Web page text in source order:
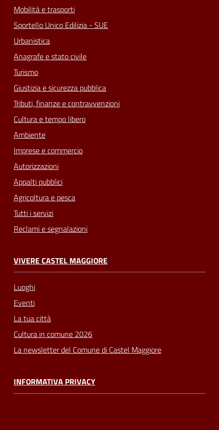
Mobilità e trasporti
Sportello Unico Edilizia - SUE
Urbanistica
Anagrafe e stato civile
Turismo
Giustizia e sicurezza pubblica
Tributi, finanze e contravvenzioni
Cultura e tempo libero
Ambiente
Imprese e commercio
Autorizzazioni
Appalti pubblici
Agricoltura e pesca
Tutti i servizi
Reclami e segnalazioni
VIVERE CASTEL MAGGIORE
Luoghi
Eventi
La tua città
Cultura in comune 2026
La newsletter del Comune di Castel Maggiore
INFORMATIVA PRIVACY